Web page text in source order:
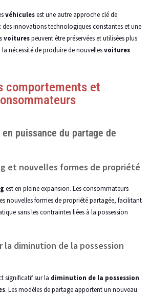
véhiculesest une autre approche clé de
des innovations technologiques constantes et une
voiturespeuvent être préservées et utilisées plus
nécessité de produire de nouvellesvoitures
comportements et
puissance du partage de
et nouvelles formes de propriété
est en pleine expansion. Les consommateurs
nouvelles formes de propriété partagée, facilitant
sans les contraintes liées à la possession
la diminution de la possession
significatif sur la diminution de la possession
. Les modèles de partage apportent un nouveau